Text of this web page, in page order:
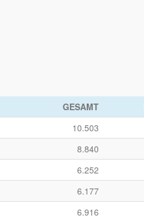
GESAMT
10.503
8.840
6.252
6.177
6.916